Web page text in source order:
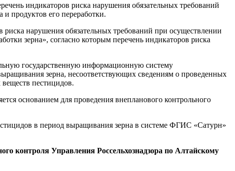
индикаторов риска нарушения обязательных требований
и продуктов его переработки.
нарушения обязательных требований при осуществлении
зерна», согласно которым перечень индикаторов риска
государственную информационную систему
зерна, несоответствующих сведениям о проведенных
пестицидов.
основанием для проведения внепланового контрольного
в период выращивания зерна в системе ФГИС «Сатурн»
контроля Управления Россельхознадзора по Алтайскому